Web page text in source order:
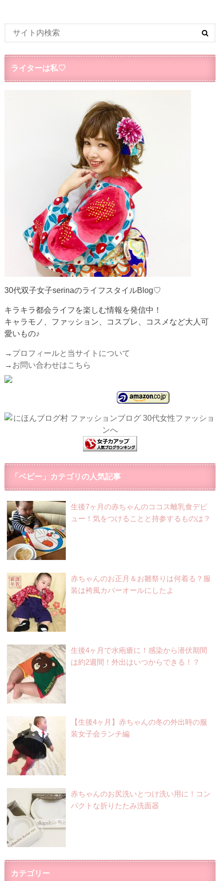
ライターは私♡
30代双子女子serinaのライフスタイルBlog♡
キラキラ都会ライフを楽しむ情報を発信中！
キャラモノ、ファッション、コスプレ、コスメなど大人可
愛いもの♪
→ プロフィールと当サイトについて
→ お問い合わせはこちら
「ベビー」カテゴリの人気記事
生後7ヶ月の赤ちゃんのココス離乳食デビ
ュー！気をつけることと持参するものは？
赤ちゃんのお正月＆お雛祭りは何着る？服
装は袴風カバーオールにしたよ
生後4ヶ月で水疱瘡に！感染から潜伏期間
は約2週間！外出はいつからできる！？
【生後4ヶ月】赤ちゃんの冬の外出時の服
装女子会ランチ編
赤ちゃんのお尻洗いとつけ洗い用に！コン
パクトな折りたたみ洗面器
カテゴリー